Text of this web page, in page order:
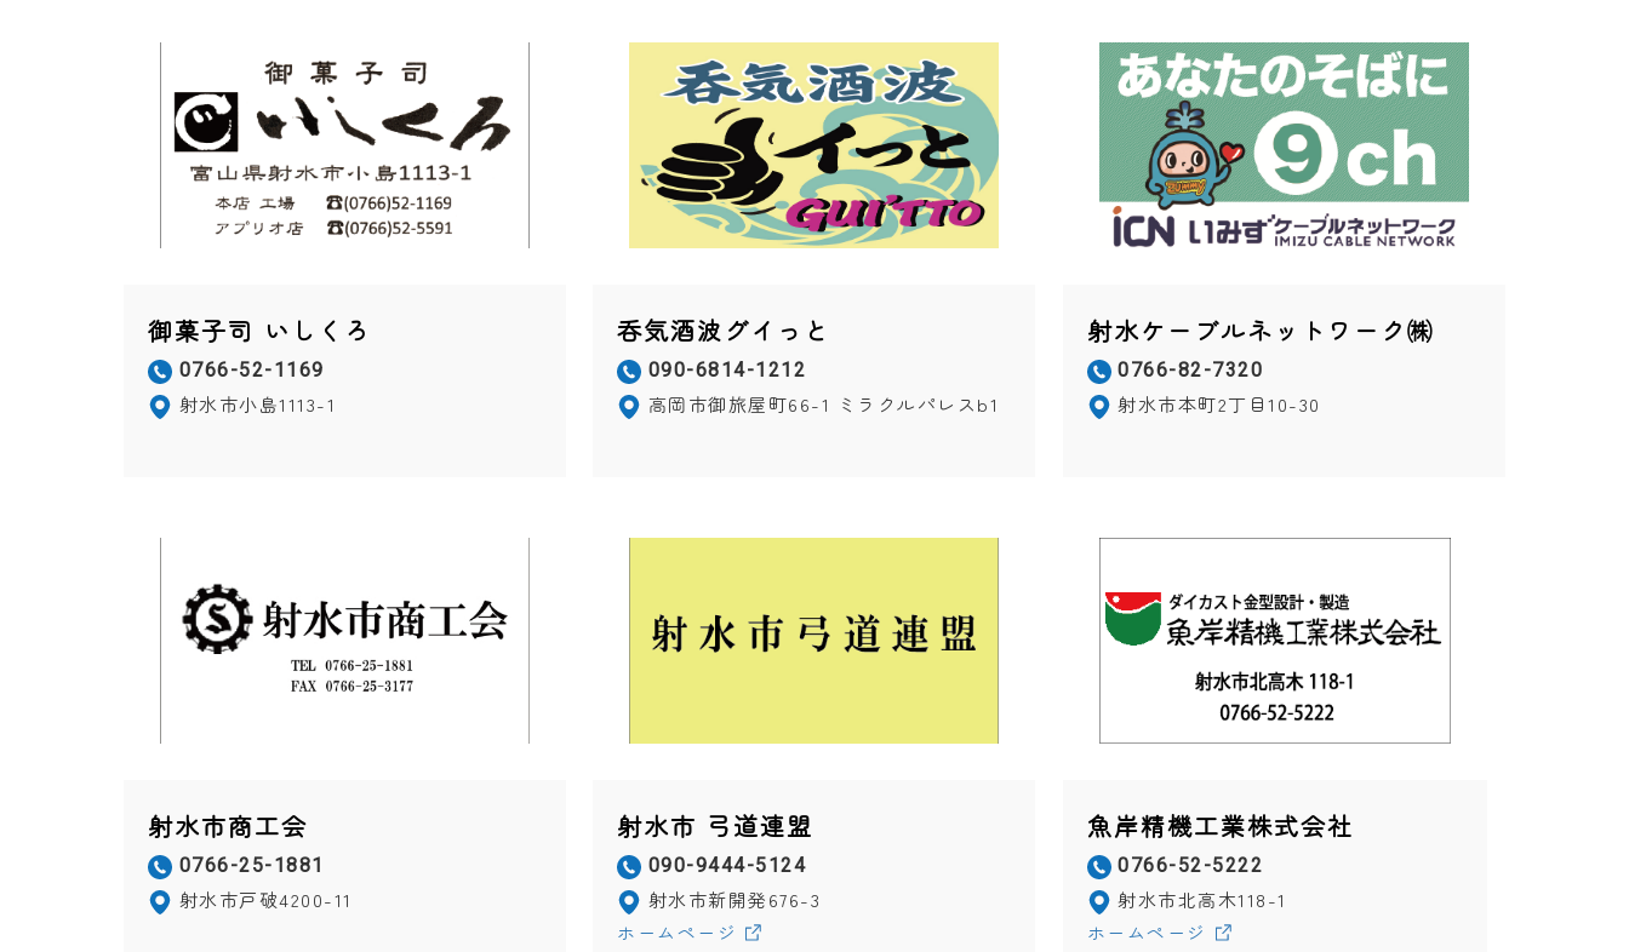
御菓子司 いしくろ
0766-52-1169
射水市小島1113-1
呑気酒波グイっと
090-6814-1212
高岡市御旅屋町66-1 ミラクルパレスb1
射水ケーブルネットワーク㈱
0766-82-7320
射水市本町2丁目10-30
射水市商工会
0766-25-1881
射水市戸破4200-11
射水市 弓道連盟
090-9444-5124
射水市新開発676-3
ホームページ
魚岸精機工業株式会社
0766-52-5222
射水市北高木118-1
ホームページ